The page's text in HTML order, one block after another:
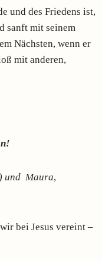
und des Friedens ist,
sanft mit seinem
Nächsten, wenn er
mit anderen,
und Maura,
bei Jesus vereint –